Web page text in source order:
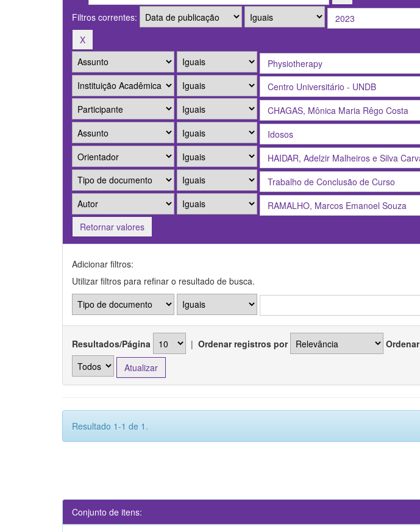
Filtros correntes:
Retornar valores
Adicionar filtros:
Utilizar filtros para refinar o resultado de busca.
Resultados/Página | Ordenar registros por Ordenar
Resultado 1-1 de 1.
Conjunto de itens: